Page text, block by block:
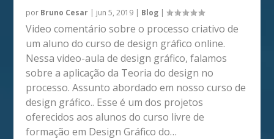
por Bruno Cesar | jun 5, 2019 | Blog |
Video comentário sobre o processo criativo de
um aluno do curso de design gráfico online.
Nessa video-aula de design gráfico, falamos
sobre a aplicação da Teoria do design no
processo. Assunto abordado em nosso curso de
design gráfico.. Esse é um dos projetos
oferecidos aos alunos do curso livre de
formação em Design Gráfico do…